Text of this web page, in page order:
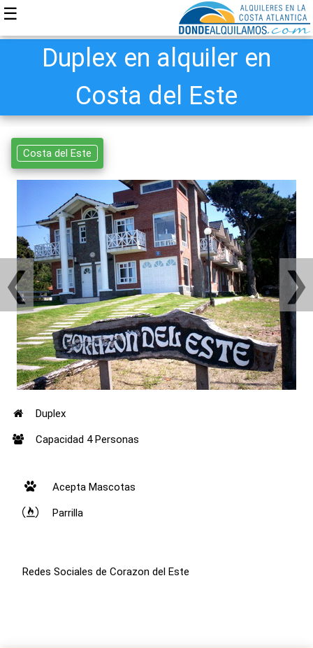
☰
Duplex en alquiler en
Costa del Este
Costa del Este
❮ ❯
Duplex
Capacidad 4 Personas
Acepta Mascotas
Parrilla
Redes Sociales de Corazon del Este